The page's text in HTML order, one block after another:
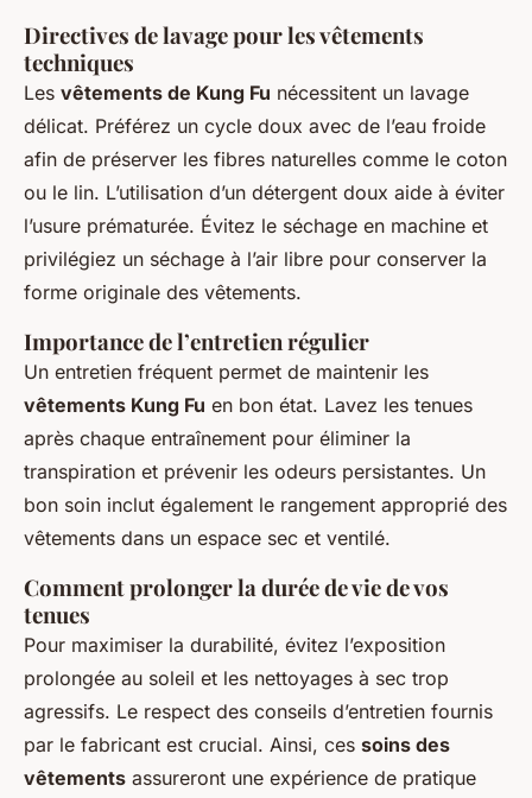
Directives de lavage pour les vêtements
techniques
Les vêtements de Kung Fu nécessitent un lavage
délicat. Préférez un cycle doux avec de l’eau froide
afin de préserver les fibres naturelles comme le coton
ou le lin. L’utilisation d’un détergent doux aide à éviter
l’usure prématurée. Évitez le séchage en machine et
privilégiez un séchage à l’air libre pour conserver la
forme originale des vêtements.
Importance de l’entretien régulier
Un entretien fréquent permet de maintenir les
vêtements Kung Fu en bon état. Lavez les tenues
après chaque entraînement pour éliminer la
transpiration et prévenir les odeurs persistantes. Un
bon soin inclut également le rangement approprié des
vêtements dans un espace sec et ventilé.
Comment prolonger la durée de vie de vos
tenues
Pour maximiser la durabilité, évitez l’exposition
prolongée au soleil et les nettoyages à sec trop
agressifs. Le respect des conseils d’entretien fournis
par le fabricant est crucial. Ainsi, ces soins des
vêtements assureront une expérience de pratique